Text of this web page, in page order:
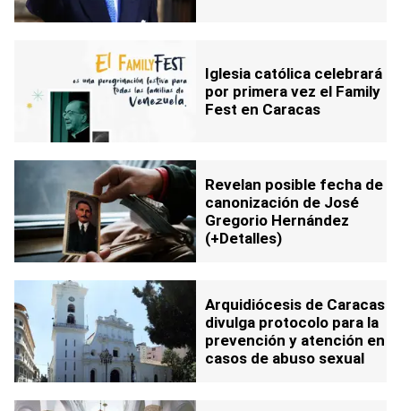
Iglesia católica celebrará
por primera vez el Family
Fest en Caracas
Revelan posible fecha de
canonización de José
Gregorio Hernández
(+Detalles)
Arquidiócesis de Caracas
divulga protocolo para la
prevención y atención en
casos de abuso sexual